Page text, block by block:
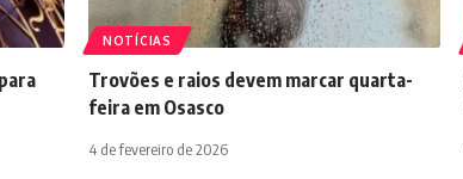
NOTÍCIAS
Trovões e raios devem marcar quarta-
feira em Osasco
4 de fevereiro de 2026